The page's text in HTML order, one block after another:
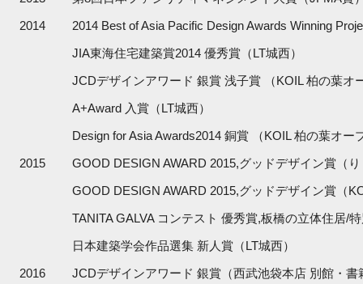
2014
2014 Best of Asia Pacific Design Awards Winning
JIA東海住宅建築賞2014 優秀賞（LT城西）
JCDデザインアワード 銀賞 浅子賞 （KOIL 柏の葉オ
A+Award 入賞（LT城西）
Design for Asia Awards2014 銅賞 （KOIL 柏の葉オー
2015
GOOD DESIGN AWARD 2015,グッドデザイン賞（
GOOD DESIGN AWARD 2015,グッドデザイン賞（
TANITA GALVA コンテスト 優秀賞,板橋の立体住居/
日本建築学会作品選集 新人賞（LT城西）
2016
JCDデザインアワード 銀賞（西武池袋本店 別館・